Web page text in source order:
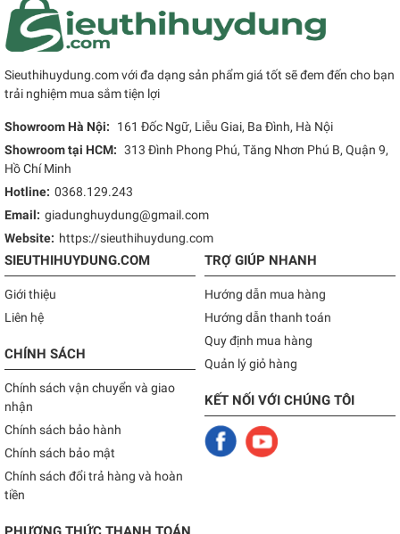
Sieuthihuydung.com với đa dạng sản phẩm giá tốt sẽ đem đến cho bạn
trải nghiệm mua sắm tiện lợi
Showroom Hà Nội:
161 Đốc Ngữ, Liễu Giai, Ba Đình, Hà Nội
Showroom tại HCM: 313 Đình Phong Phú, Tăng Nhơn Phú B, Quận 9,
Hồ Chí Minh
Hotline: 0368.129.243
Email: giadunghuydung@gmail.com
Website: https://sieuthihuydung.com
SIEUTHIHUYDUNG.COM
Giới thiệu
Liên hệ
CHÍNH SÁCH
Chính sách vận chuyển và giao
nhận
Chính sách bảo hành
Chính sách bảo mật
Chính sách đổi trả hàng và hoàn
tiền
TRỢ GIÚP NHANH
Hướng dẫn mua hàng
Hướng dẫn thanh toán
Quy định mua hàng
Quản lý giỏ hàng
KẾT NỐI VỚI CHÚNG TÔI